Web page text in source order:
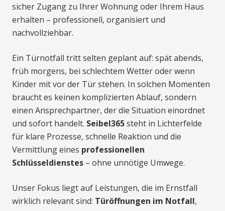
sicher Zugang zu Ihrer Wohnung oder Ihrem Haus
erhalten – professionell, organisiert und
nachvollziehbar.
Ein Türnotfall tritt selten geplant auf: spät abends,
früh morgens, bei schlechtem Wetter oder wenn
Kinder mit vor der Tür stehen. In solchen Momenten
braucht es keinen komplizierten Ablauf, sondern
einen Ansprechpartner, der die Situation einordnet
und sofort handelt. Seibel365steht in Lichterfelde
für klare Prozesse, schnelle Reaktion und die
Vermittlung eines professionellen
Schlüsseldienstes – ohne unnötige Umwege.
Unser Fokus liegt auf Leistungen, die im Ernstfall
wirklich relevant sind: Türöffnungen im Notfall,